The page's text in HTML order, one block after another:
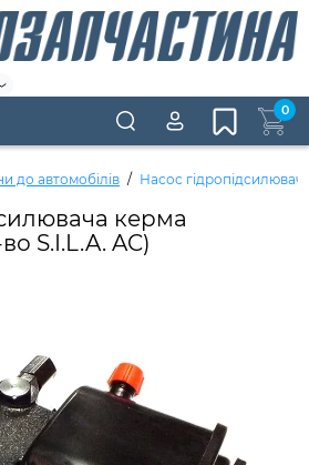
0
до автомобілів Насос
керма
S.I.L.A. AC)